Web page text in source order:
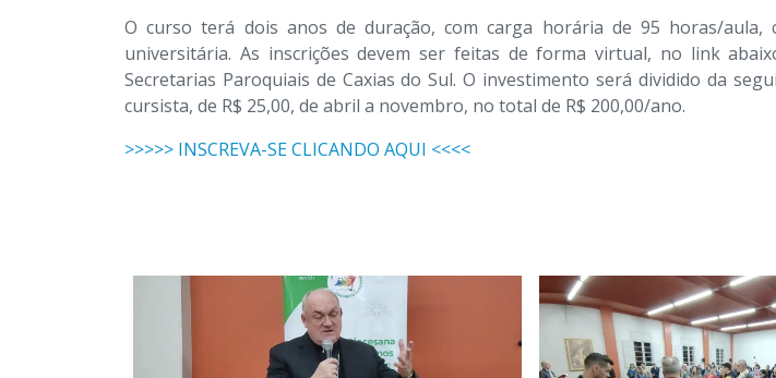
O curso terá dois anos de duração, com carga horária de 95 horas/aula,
universitária. As inscrições devem ser feitas de forma virtual, no link
Secretarias Paroquiais de Caxias do Sul. O investimento será dividido da
cursista, de R$ 25,00, de abril a novembro, no total de R$ 200,00/ano.
>>>>> INSCREVA-SE CLICANDO AQUI <<<<